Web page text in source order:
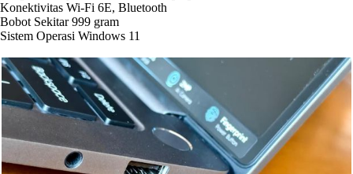
Konektivitas Wi-Fi 6E, Bluetooth
Bobot Sekitar 999 gram
Sistem Operasi Windows 11